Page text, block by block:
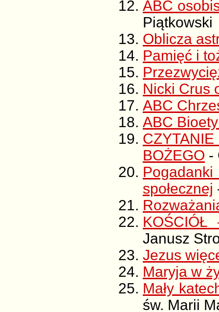
ABC
Piątkowski
Oblicza
Pamięć i
Nicki Crus
ABC
ABC
BOŻEGO -
społecznej
KOŚCIÓŁ
Janusz
Jezus
Maryja w
Mały
św. Marii